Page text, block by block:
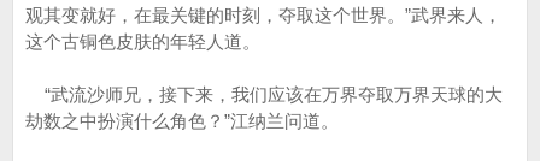
观其变就好，在最关键的时刻，夺取这个世界。”武界来人，
这个古铜色皮肤的年轻人道。
“武流沙师兄，接下来，我们应该在万界夺取万界天球的大
劫数之中扮演什么角色？”江纳兰问道。